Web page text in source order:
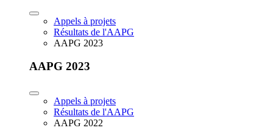
Appels à projets
Résultats de l'AAPG
AAPG 2023
AAPG 2023
Appels à projets
Résultats de l'AAPG
AAPG 2022